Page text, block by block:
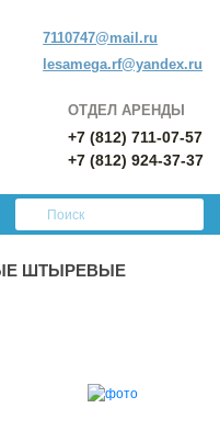
7110747@mail.ru
lesamega.rf@yandex.ru
ОТДЕЛ АРЕНДЫ
+7 (812) 711-07-57
+7 (812) 924-37-37
ШТЫРЕВЫЕ